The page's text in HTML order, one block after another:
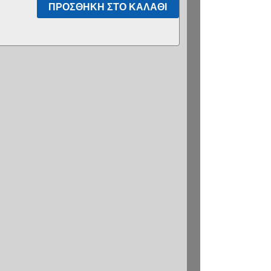
ΠΡΟΣΘΉΚΗ ΣΤΟ ΚΑΛΆΘΙ